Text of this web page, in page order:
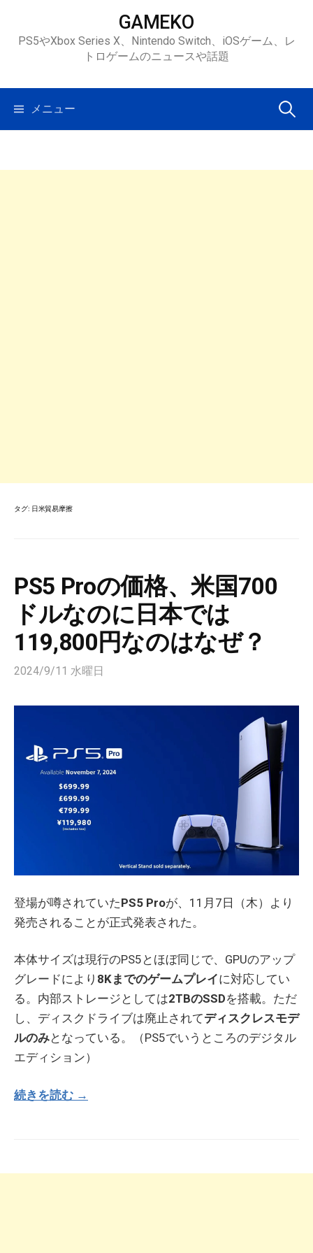
ツ
ス
GAMEKO
PS5やXbox Series X、Nintendo Switch、iOSゲーム、レ
トロゲームのニュースや話題
メニュー 検
タグ: 日米貿易摩擦
PS5 Proの価格、米国700
ドルなのに日本では
119,800円なのはなぜ？
2024/9/11 水曜日
登場が噂されていたPS5 Proが、11月7日（木）より
発売されることが正式発表された。
本体サイズは現行のPS5とほぼ同じで、GPUのアップ
グレードにより 8Kまでのゲームプレイに対応してい
る。内部ストレージとしては2TBのSSDを搭載。ただ
し、ディスクドライブは廃止されてディスクレスモデ
ルのみとなっている。（PS5でいうところのデジタル
エディション）
続きを読む →